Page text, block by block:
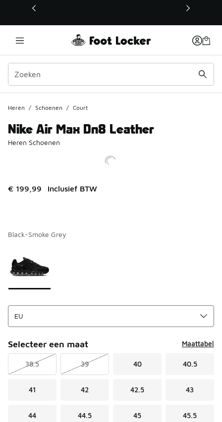
Deze link wordt geopend in een nieuw venster
Heren / Schoenen / Court
Nike Air Max Dn8 Leather
Heren Schoenen
€ 199,99 Inclusief BTW
Black-Smoke Grey
Selecteer een maat Maattabel
38.5 39 40 40.5
41 42 42.5 43
44 44.5 45 45.5